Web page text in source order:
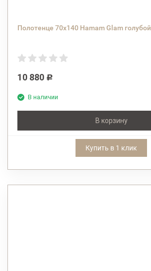
Полотенце 70x140 Hamam Glam голубой
10 880 Р
В наличии
В корзину
Купить в 1 клик